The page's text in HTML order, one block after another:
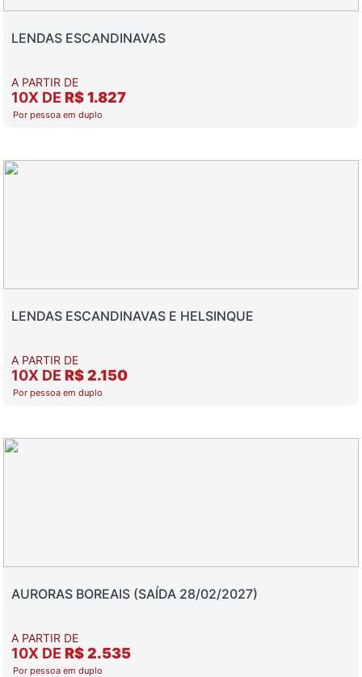
LENDAS ESCANDINAVAS
A PARTIR DE
10X DE R$ 1.827
Por pessoa em duplo
LENDAS ESCANDINAVAS E HELSINQUE
A PARTIR DE
10X DE R$ 2.150
Por pessoa em duplo
AURORAS BOREAIS (SAÍDA 28/02/2027)
A PARTIR DE
10X DE R$ 2.535
Por pessoa em duplo